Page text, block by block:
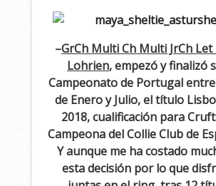
–GrCh Multi Ch Multi JrCh Let
Lohrien, empezó y finalizó
Campeonato de Portugal
de Enero y Julio, el título
2018, cualificación para
Campeona del Collie Club de
Y aunque me ha costado
esta decisión por lo que